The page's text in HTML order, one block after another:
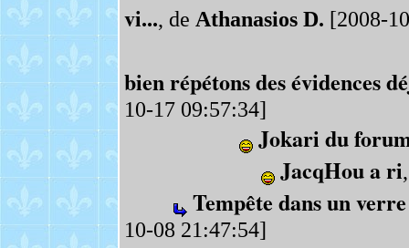
vi..., de Athanasios D. [2008-
bien répétons des évidences
10-17 09:57:34]
Jokari du
JacqHou a ri
Tempête dans un
10-08 21:47:54]